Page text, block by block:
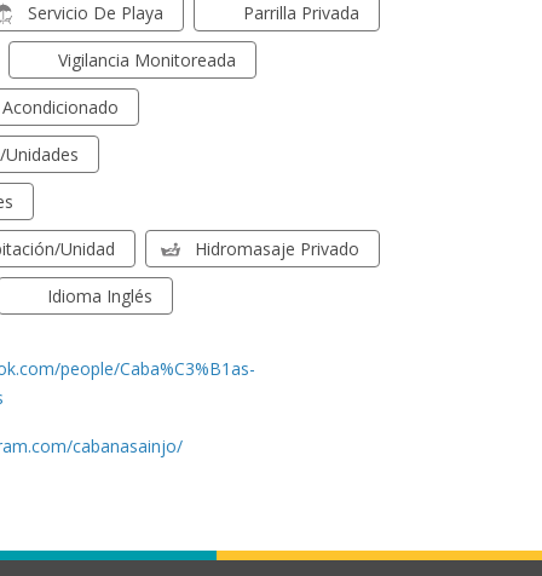
Servicio De Playa Parrilla Privada
Vigilancia Monitoreada
unidades
unidad Hidromasaje Privado
Idioma Inglés
people/Caba%C3%B1as-
cabanasainjo/